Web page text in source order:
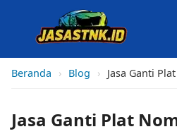
Beranda › Blog › Jasa Ganti
Jasa Ganti Plat